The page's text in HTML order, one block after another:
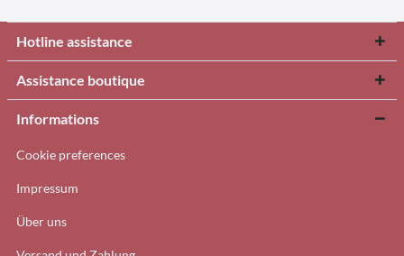
Hotline assistance
Assistance boutique
Informations
Cookie preferences
Impressum
Über uns